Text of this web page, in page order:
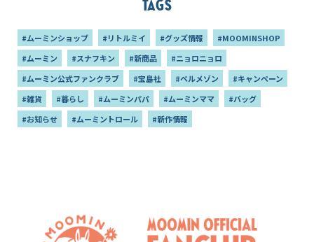
Tags
#ムーミンショップ #リトルミイ #グッズ情報
#MOOMINSHOP
#ムーミン
#スナフキン #新商品
#ニョロニョロ
#ムーミン公式ファンクラブ
#宝島社 #ベルメゾン
#キャンペーン
#雑貨
#暮らし #ムーミンパパ #ムーミンママ
#バッグ
#お知らせ
#ムーミントロール #新作情報